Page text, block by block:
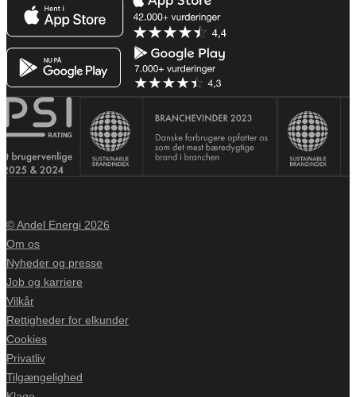
© Andel Energi 2026
Om os
Nyheder og presse
Job og karriere
Vilkår
Rettigheder for elkunder
Cookies
Privatliv
Tilgængelighed